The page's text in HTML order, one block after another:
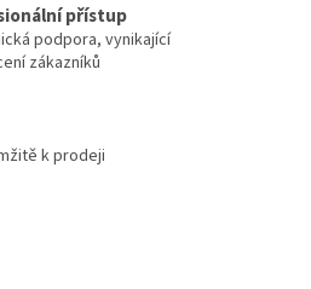
přístup
podpora, vynikající
zákazníků
k prodeji